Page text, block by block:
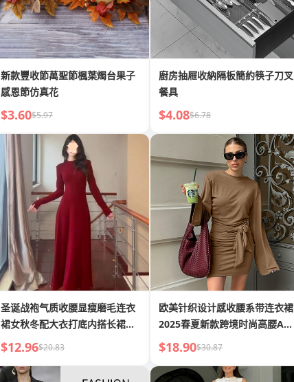
新款豐收節萬聖節楓葉燭台果子
感恩節仿真花
$3.60$5.97
廚房抽屜收納隔板簡約筷子刀叉
餐具
$4.08$6.78
圣诞战袍气质收腰显瘦磨毛连衣
裙女秋冬配大衣打底内搭长裙子
字
$12.96$20.83
欧美针织设计感收腰系带连衣裙
2025春夏新款跨境时尚高腰A字
裙女
$18.90$30.87